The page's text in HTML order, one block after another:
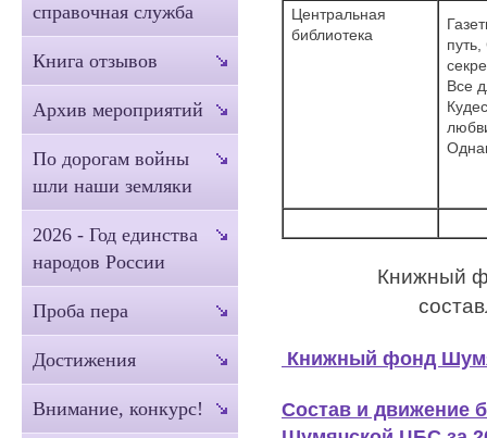
Центральная
библиотека
Все
Книжный
Книжный фонд
Состав и движение
справочная служба
Книга отзывов
Архив мероприятий
По дорогам войны
шли наши земляки
2026 - Год единства
народов России
Проба пера
Достижения
Внимание, конкурс!